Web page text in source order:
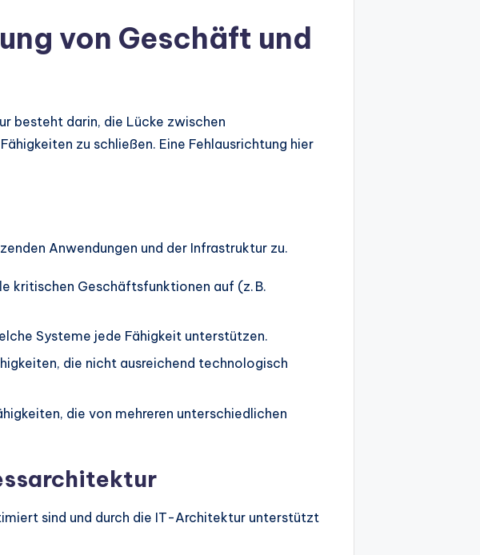
von Geschäft und
besteht darin, die Lücke zwischen
zu schließen. Eine Fehlausrichtung hier
Anwendungen und der Infrastruktur zu.
kritischen Geschäftsfunktionen auf (z. B.
Systeme jede Fähigkeit unterstützen.
die nicht ausreichend technologisch
die von mehreren unterschiedlichen
sind und durch die IT-Architektur unterstützt